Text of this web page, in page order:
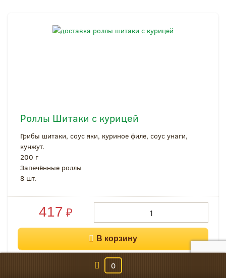
Роллы Шитаки с курицей
Грибы шитаки, соус яки, куриное филе, соус унаги,
кунжут.
200 г
Запечённые роллы
8 шт.
417 ₽
0